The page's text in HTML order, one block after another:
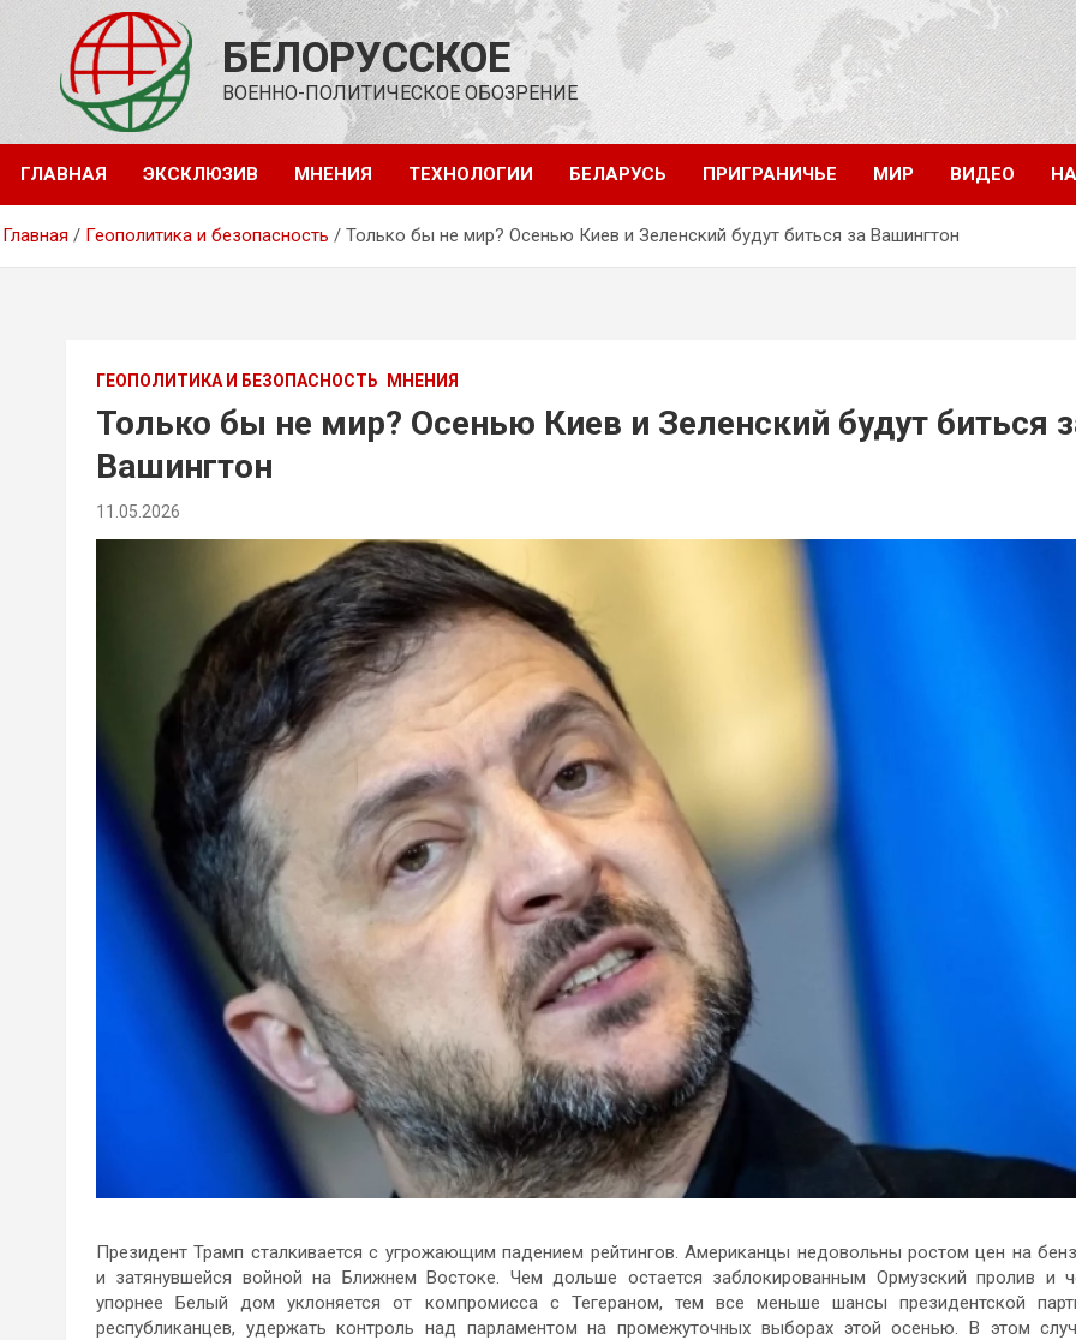
содержимому
БЕЛОРУССКОЕ
ВОЕННО-ПОЛИТИЧЕСКОЕ ОБОЗРЕНИЕ
ГЛАВНАЯ ЭКСКЛЮЗИВ МНЕНИЯ ТЕХНОЛОГИИ БЕЛАРУСЬ ПРИГРАНИЧЬЕ МИР ВИДЕО
Главная Геополитика и безопасность Только бы не мир? Осенью Киев и Зеленский будут биться за Вашингтон
ГЕОПОЛИТИКА И БЕЗОПАСНОСТЬ МНЕНИЯ
Только бы не мир? Осенью Киев и Зеленский будут биться
Вашингтон
11.05.2026
Президент Трамп сталкивается с угрожающим падением рейтингов. Американцы недовольны ростом цен на
и затянувшейся войной на Ближнем Востоке. Чем дольше остается заблокированным Ормузский пролив и
упорнее Белый дом уклоняется от компромисса с Тегераном, тем все меньше шансы президентской
республиканцев, удержать контроль над парламентом на промежуточных выборах этой осенью. В этом